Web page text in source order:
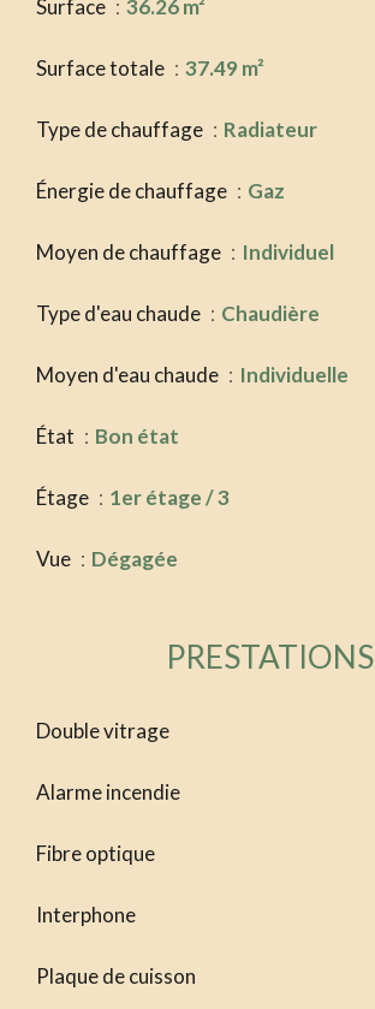
Surface 36.26 m²
Surface totale 37.49 m²
Type de chauffage Radiateur
Énergie de chauffage Gaz
Moyen de chauffage Individuel
Type d'eau chaude Chaudière
Moyen d'eau chaude Individuelle
État Bon état
Étage 1er étage / 3
Vue Dégagée
PRESTATIONS
Double vitrage
Alarme incendie
Fibre optique
Interphone
Plaque de cuisson